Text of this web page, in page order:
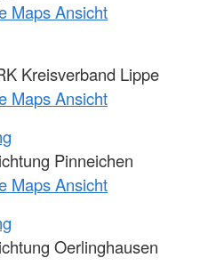
Maps Ansicht
Kreisverband Lippe
Maps Ansicht
Pinneichen
Maps Ansicht
Oerlinghausen